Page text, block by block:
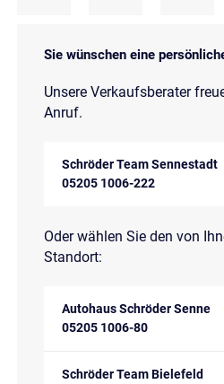
Sie wünschen eine
Unsere Verkaufsberater
Anruf.
Schröder Team Sennestadt
05205 1006-222
Oder wählen Sie den von
Standort:
Autohaus Schröder Senne
05205 1006-80
Schröder Team Bielefeld